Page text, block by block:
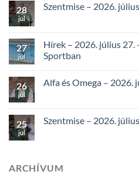
28
júl
Szentmise – 2026.
27
júl
Hírek – 2026. július
Sportban
26
júl
Alfa és Omega – 2026.
25
júl
Szentmise – 2026.
ARCHÍVUM